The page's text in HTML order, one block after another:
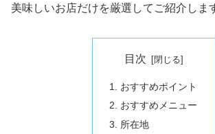
美味しいお店だけを厳選してご紹介しま
目次
おすすめポイント
おすすめメニュー
所在地